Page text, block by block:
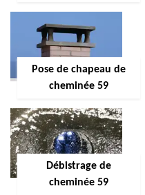
Pose de chapeau de
cheminée 59
Débistrage de
cheminée 59